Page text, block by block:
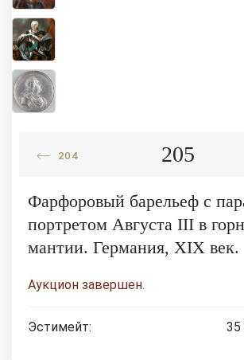
204 205
Фарфоровый барельеф с
портретом Августа III в
мантии. Германия, XIX век.
Аукцион завершен.
Эстимейт: 35